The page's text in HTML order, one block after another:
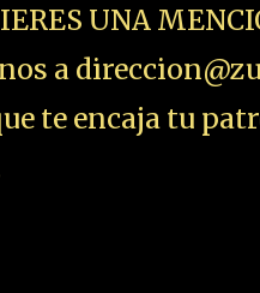
UNA
a
te encaja tu